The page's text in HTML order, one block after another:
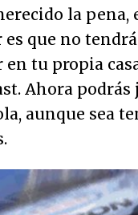
la pena,
que no
tu propia
Ahora
aunque sea